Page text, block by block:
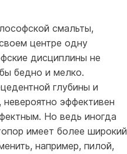
смальты,
центре одну
дисциплины не
бедно и мелко.
глубины и
эффективен
Но ведь иногда
имеет более широкий
например, пилой,